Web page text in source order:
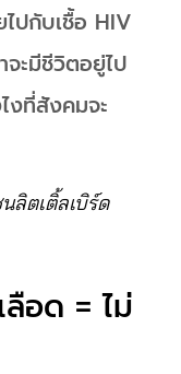
ปกับเชื้อ HIV
จะมีชีวิตอยู่ไป
งที่สังคมจะ
ลิตเติ้ลเบิร์ด
ลือด = ไม่